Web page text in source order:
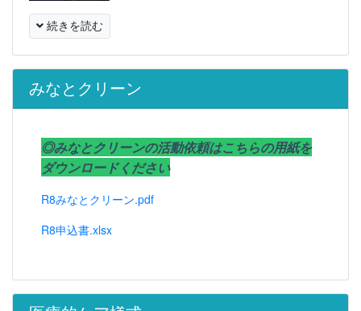
続きを読む
みなとクリーン
◎みなとクリーンの活動依頼はこちらの用紙を
ダウンロードください
R8みなとクリーン.pdf
R8申込書.xlsx